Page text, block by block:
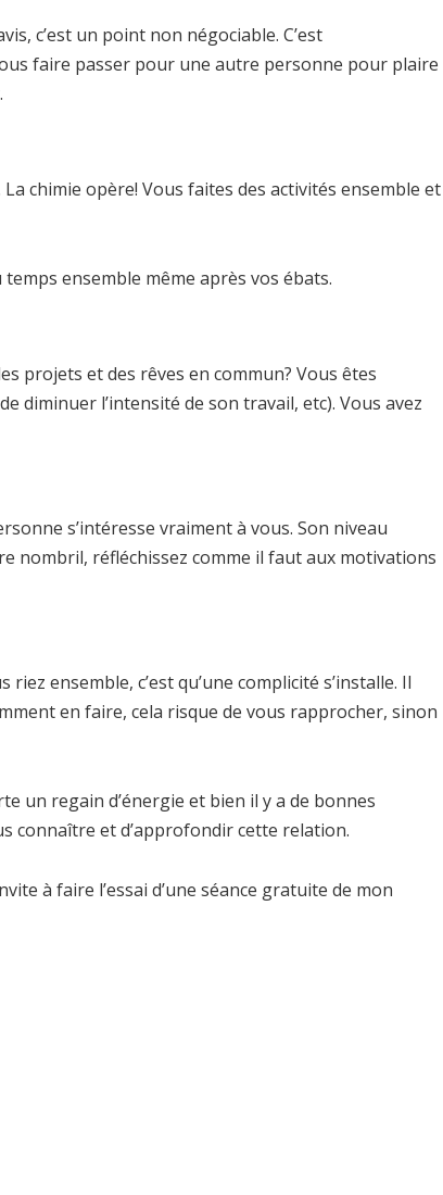
c’est un point non négociable. C’est
faire passer pour une autre personne pour plaire
chimie opère! Vous faites des activités ensemble et
ensemble même après vos ébats.
projets et des rêves en commun? Vous êtes
diminuer l’intensité de son travail, etc). Vous avez
s’intéresse vraiment à vous. Son niveau
nombril, réfléchissez comme il faut aux motivations
ensemble, c’est qu’une complicité s’installe. Il
en faire, cela risque de vous rapprocher, sinon
un regain d’énergie et bien il y a de bonnes
connaître et d’approfondir cette relation.
à faire l’essai d’une séance gratuite de mon